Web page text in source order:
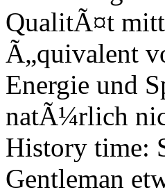
QualitÃ¤t
Ã„quivalent
Energie und
natÃ¼rlich
History time:
Gentleman